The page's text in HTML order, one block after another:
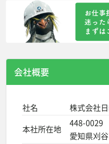
会社概要
社名
株式会社
本社所在地
448-0029
愛知県刈